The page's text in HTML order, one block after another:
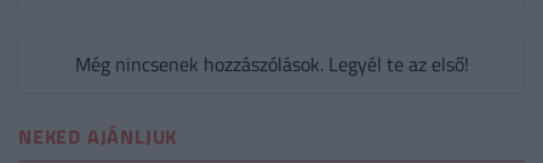
Még nincsenek hozzászólások. Legyél te az első!
NEKED AJÁNLJUK